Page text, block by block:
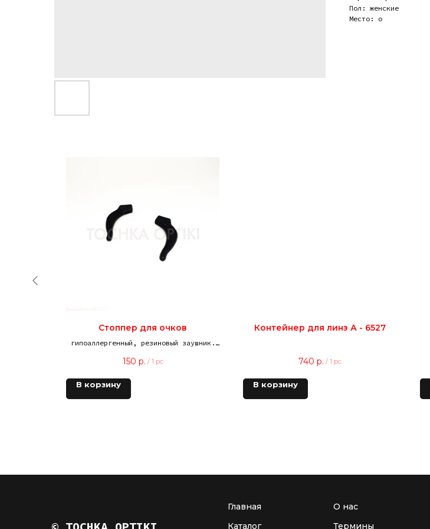
Пол: женские
Место: о
Стоппер для очков
гипоаллергенный, резиновый заушник.
150 р. / 1 pc
В корзину
Контейнер для линз А - 6527
740 р. / 1 pc
В корзину
Главная
Каталог
О нас
Термины